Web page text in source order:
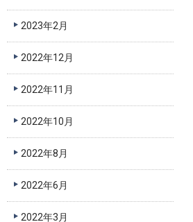
2023年2月
2022年12月
2022年11月
2022年10月
2022年8月
2022年6月
2022年3月